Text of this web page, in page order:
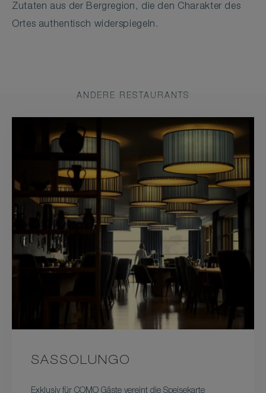
Zutaten aus der Bergregion, die den Charakter des
Ortes authentisch widerspiegeln.
ANDERE RESTAURANTS
SASSOLUNGO
Exklusiv für COMO Gäste vereint die Speisekarte